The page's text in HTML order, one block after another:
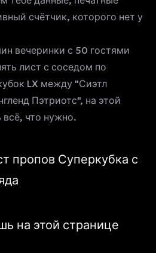
счётчик, которого нет у
вечеринки с 50 гостями
лист с соседом по
LX между "Сиэтл
Пэтриотс", на этой
что нужно.
пропов Суперкубка с
на этой странице